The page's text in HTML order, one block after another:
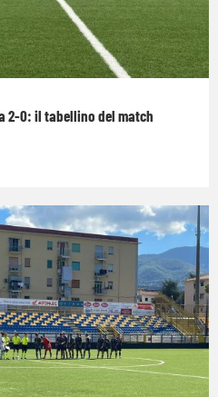
2-0: il tabellino del match